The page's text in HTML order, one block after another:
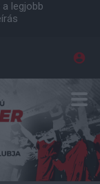
legjobb